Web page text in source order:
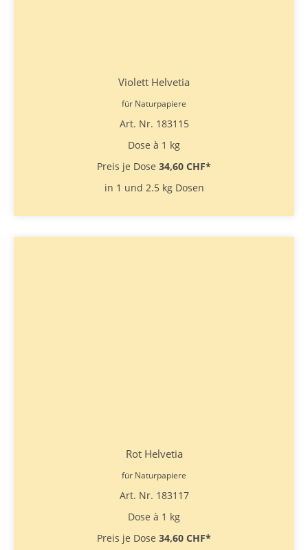
Violett Helvetia
für Naturpapiere
Art. Nr. 183115
Dose à 1 kg
Preis je Dose 34,60 CHF*
in 1 und 2.5 kg Dosen
Rot Helvetia
für Naturpapiere
Art. Nr. 183117
Dose à 1 kg
Preis je Dose 34,60 CHF*